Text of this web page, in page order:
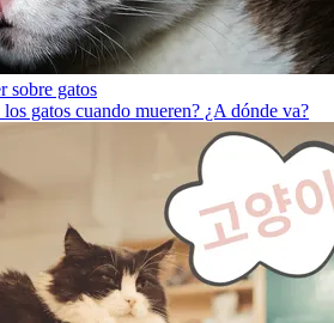
sobre gatos
gatos cuando mueren? ¿A dónde va?